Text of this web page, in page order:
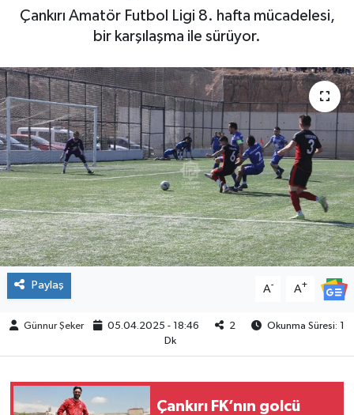
Çankırı Amatör Futbol Ligi 8. hafta mücadelesi,
bir karşılaşma ile sürüyor.
Paylaş A- A+
Günnur Şeker 05.04.2025 - 18:46 2
Okunma Süresi: 1
Dk
Çankırı FK’nın golcü
SPOR
YAŞAM
ÇEVRE
İLÇELER
RESMİ İLANLAR
KÜLTÜR
VEFAT
Tüm Manşetler
Haber Arşivi